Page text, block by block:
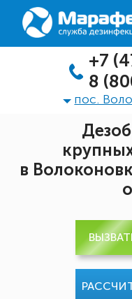
+7
8
пос.
в